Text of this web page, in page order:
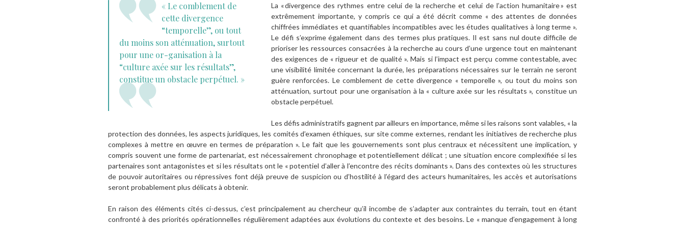
« Le comblement de
cette divergence
“temporelle”, ou tout
du moins son atténuation, surtout
pour une or-ganisation à la
“culture axée sur les résultats”,
constitue un obstacle perpétuel. »
La « divergence des rythmes entre celui de la recherche et celui de l’action humanitaire » est
extrêmement importante, y compris ce qui a été décrit comme « des attentes de données
chiffrées immédiates et quantifiables incompatibles avec les études qualitatives à long terme ».
Le défi s’exprime également dans des termes plus pratiques. Il est sans nul doute difficile de
prioriser les ressources consacrées à la recherche au cours d’une urgence tout en maintenant
des exigences de « rigueur et de qualité ». Mais si l’impact est perçu comme contestable, avec
une visibilité limitée concernant la durée, les préparations nécessaires sur le terrain ne seront
guère renforcées. Le comblement de cette divergence « temporelle », ou tout du moins son
atténuation, surtout pour une organisation à la « culture axée sur les résultats », constitue un
obstacle perpétuel.
Les défis administratifs gagnent par ailleurs en importance, même si les raisons sont valables, « la
protection des données, les aspects juridiques, les comités d’examen éthiques, sur site comme externes, rendant les initiatives de recherche plus
complexes à mettre en œuvre en termes de préparation ». Le fait que les gouvernements sont plus centraux et nécessitent une implication, y
compris souvent une forme de partenariat, est nécessairement chronophage et potentiellement délicat ; une situation encore complexifiée si les
partenaires sont antagonistes et si les résultats ont le « potentiel d’aller à l’encontre des récits dominants ». Dans des contextes où les structures
de pouvoir autoritaires ou répressives font déjà preuve de suspicion ou d’hostilité à l’égard des acteurs humanitaires, les accès et autorisations
seront probablement plus délicats à obtenir.
En raison des éléments cités ci-dessus, c’est principalement au chercheur qu’il incombe de s’adapter aux contraintes du terrain, tout en étant
confronté à des priorités opérationnelles régulièrement adaptées aux évolutions du contexte et des besoins. Le « manque d’engagement à long